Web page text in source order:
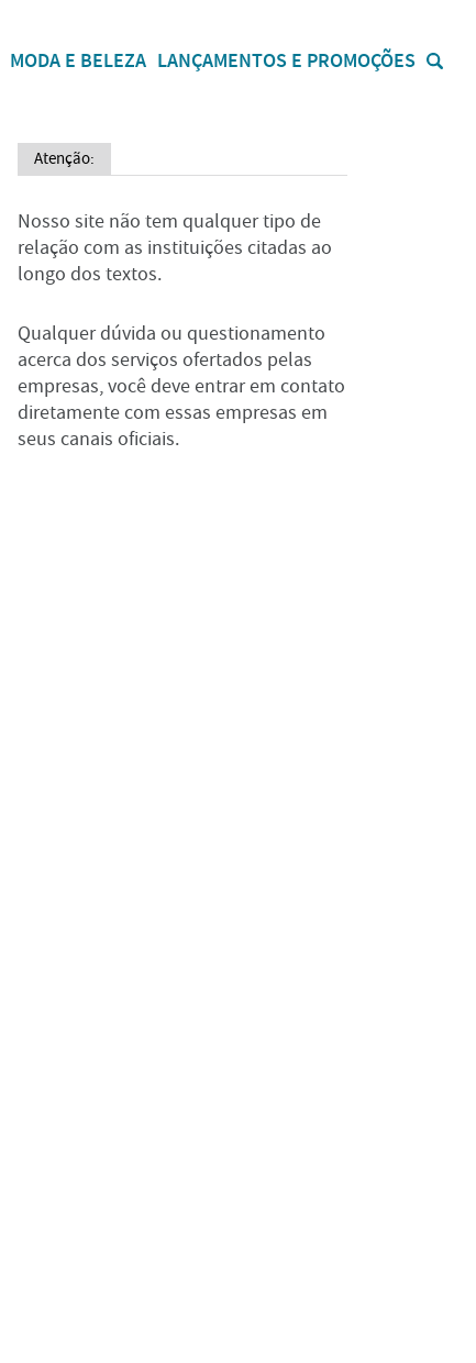
MODA E BELEZA LANÇAMENTOS E PROMOÇÕES
Atenção:
Nosso site não tem qualquer tipo de
relação com as instituições citadas ao
longo dos textos.
Qualquer dúvida ou questionamento
acerca dos serviços ofertados pelas
empresas, você deve entrar em contato
diretamente com essas empresas em
seus canais oficiais.